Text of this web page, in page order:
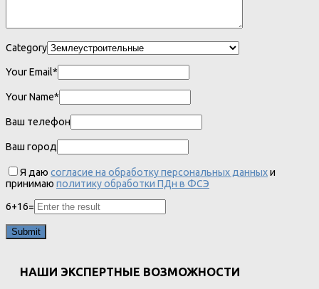
Category
Your Email*
Your Name*
Ваш телефон
Ваш город
Я даю согласие на обработку персональных данныхи
принимаю политику обработки ПДн в ФСЭ
6+16=
НАШИ ЭКСПЕРТНЫЕ ВОЗМОЖНОСТИ